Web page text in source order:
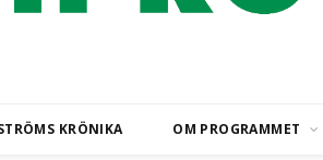
KRÖNIKA OM PROGRAMMET